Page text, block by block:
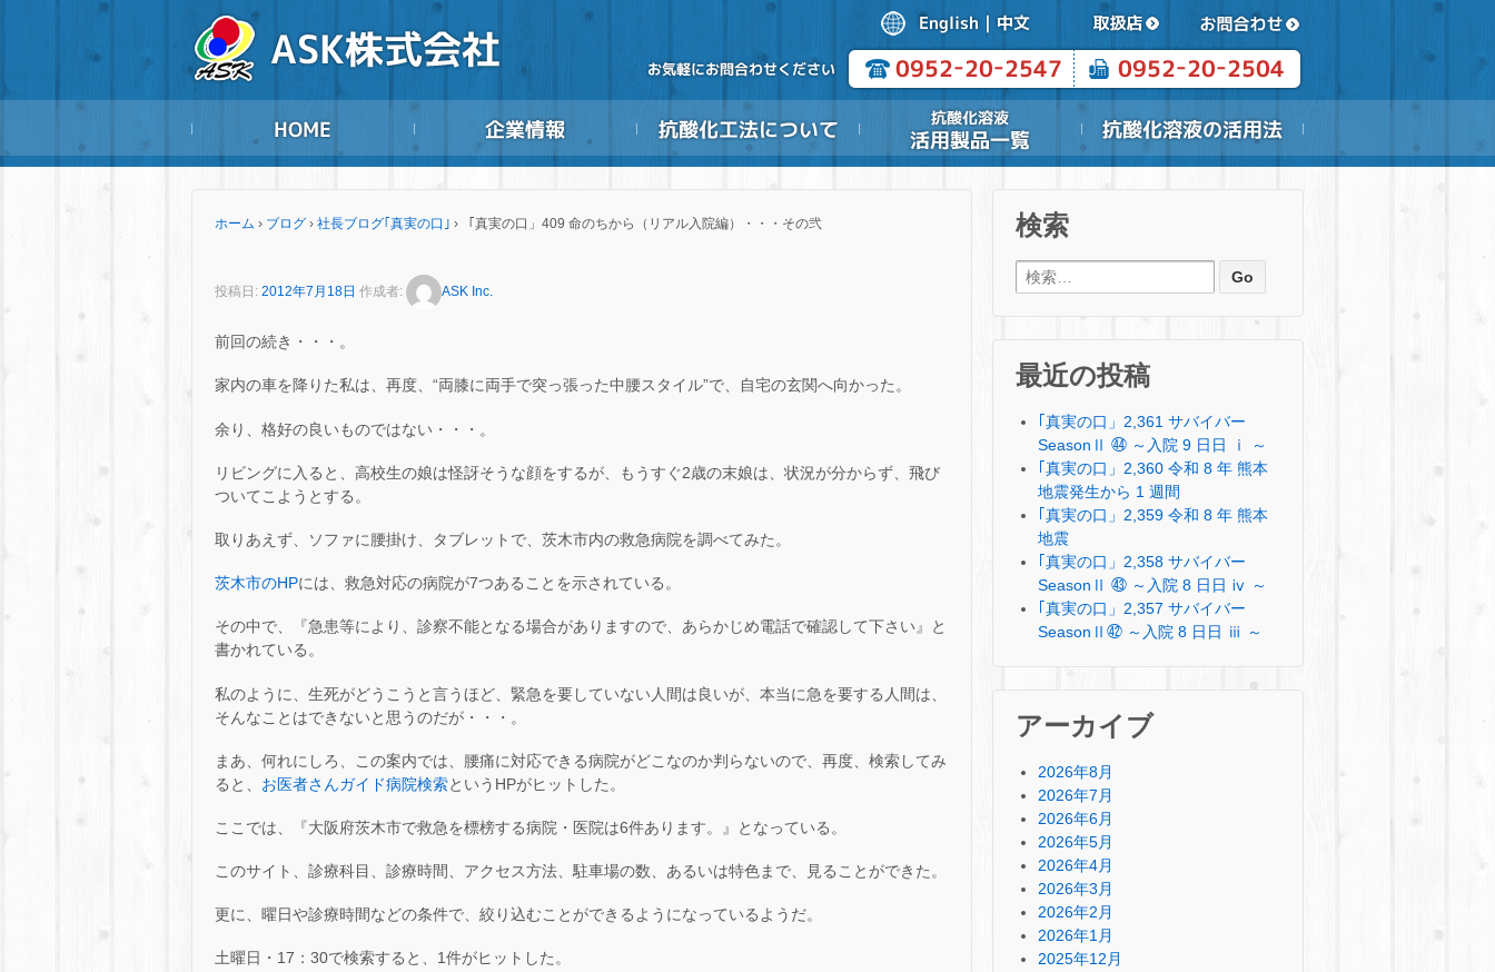
ホーム › ブログ › 社長ブログ｢真実の口｣ › 「真実の口」409 命のちから（リアル入院編）・・・その弐
投稿日: 2012年7月18日 作成者: ASK Inc.
前回の続き・・・。
家内の車を降りた私は、再度、“両膝に両手で突っ張った中腰スタイル”で、自宅の玄関へ向かった。
余り、格好の良いものではない・・・。
リビングに入ると、高校生の娘は怪訝そうな顔をするが、もうすぐ2歳の末娘は、状況が分からず、飛び
ついてこようとする。
取りあえず、ソファに腰掛け、タブレットで、茨木市内の救急病院を調べてみた。
茨木市のHPには、救急対応の病院が7つあることを示されている。
その中で、『急患等により、診察不能となる場合がありますので、あらかじめ電話で確認して下さい』と
書かれている。
私のように、生死がどうこうと言うほど、緊急を要していない人間は良いが、本当に急を要する人間は、
そんなことはできないと思うのだが・・・。
まあ、何れにしろ、この案内では、腰痛に対応できる病院がどこなのか判らないので、再度、検索してみ
ると、 お医者さんガイド病院検索というHPがヒットした。
ここでは、『大阪府茨木市で救急を標榜する病院・医院は6件あります。』となっている。
このサイト、診療科目、診療時間、アクセス方法、駐車場の数、あるいは特色まで、見ることができた。
更に、曜日や診療時間などの条件で、絞り込むことができるようになっているようだ。
土曜日・17：30で検索すると、1件がヒットした。
検索
検索:
最近の投稿
｢真実の口」2,361 サバイバー
SeasonⅡ ㊹ ～入院 9 日日 ⅰ ～
｢真実の口」2,360 令和 8 年 熊本
地震発生から 1 週間
｢真実の口」2,359 令和 8 年 熊本
地震
｢真実の口」2,358 サバイバー
SeasonⅡ ㊸ ～入院 8 日日 ⅳ ～
｢真実の口」2,357 サバイバー
SeasonⅡ㊷ ～入院 8 日日 ⅲ ～
アーカイブ
2026年8月
2026年7月
2026年6月
2026年5月
2026年4月
2026年3月
2026年2月
2026年1月
2025年12月